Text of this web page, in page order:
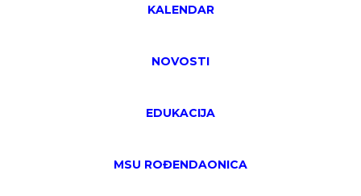
KALENDAR
NOVOSTI
EDUKACIJA
MSU ROĐENDAONICA